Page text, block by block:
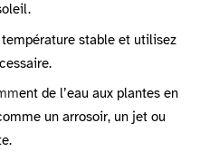
stable et utilisez
ent de l’eau aux plantes en
un arrosoir, un jet ou